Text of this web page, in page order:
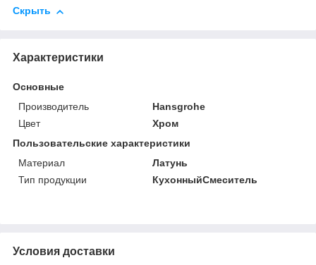
Скрыть
Характеристики
Основные
Производитель
Hansgrohe
Цвет
Хром
Пользовательские характеристики
Материал
Латунь
Тип продукции
КухонныйСмеситель
Условия доставки